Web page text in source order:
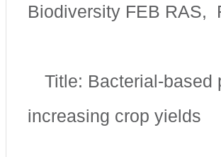
Biodiversity FEB RAS,
Title: Bacterial-based
increasing crop yields